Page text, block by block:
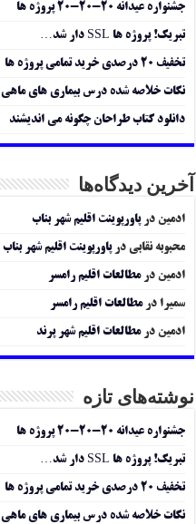
جشنواره عیدانه ۲۰-۲۰-۲۰ پروژه ها
تبریک! پروژه ها SSL دار شد…
تخفیف ۲۰ درصدی خرید تمامی پروژه ها
نکات خلاصه شده درس بیماری های ماهی
دانلود کتاب طراحان چگونه می اندیشند
آخرین دیدگاه‌ها
ادمین درپاورپوینت اقلیم شهر بناب
محبوبه نقابی درپاورپوینت اقلیم شهر بناب
ادمین درمطالعات اقلیم رامسر
سمیرا درمطالعات اقلیم رامسر
ادمین درمطالعات اقلیم شهر پرند
نوشته‌های تازه
جشنواره عیدانه ۲۰-۲۰-۲۰ پروژه ها
تبریک! پروژه ها SSL دار شد…
تخفیف ۲۰ درصدی خرید تمامی پروژه ها
نکات خلاصه شده درس بیماری های ماهی